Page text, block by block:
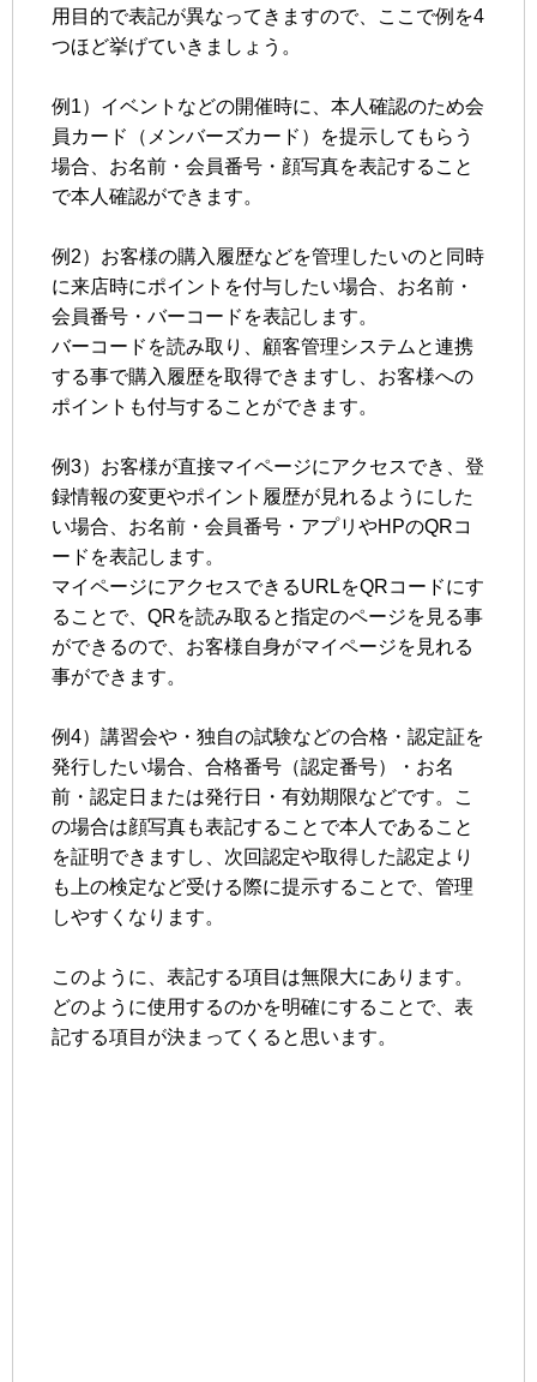
用目的で表記が異なってきますので、ここで例を4
つほど挙げていきましょう。
例1）イベントなどの開催時に、本人確認のため会
員カード（メンバーズカード）を提示してもらう
場合、お名前・会員番号・顔写真を表記すること
で本人確認ができます。
例2）お客様の購入履歴などを管理したいのと同時
に来店時にポイントを付与したい場合、お名前・
会員番号・バーコードを表記します。
バーコードを読み取り、顧客管理システムと連携
する事で購入履歴を取得できますし、お客様への
ポイントも付与することができます。
例3）お客様が直接マイページにアクセスでき、登
録情報の変更やポイント履歴が見れるようにした
い場合、お名前・会員番号・アプリやHPのQRコ
ードを表記します。
マイページにアクセスできるURLをQRコードにす
ることで、QRを読み取ると指定のページを見る事
ができるので、お客様自身がマイページを見れる
事ができます。
例4）講習会や・独自の試験などの合格・認定証を
発行したい場合、合格番号（認定番号）・お名
前・認定日または発行日・有効期限などです。こ
の場合は顔写真も表記することで本人であること
を証明できますし、次回認定や取得した認定より
も上の検定など受ける際に提示することで、管理
しやすくなります。
このように、表記する項目は無限大にあります。
どのように使用するのかを明確にすることで、表
記する項目が決まってくると思います。